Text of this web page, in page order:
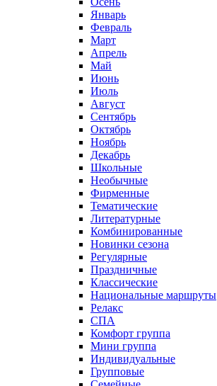
Январь
Февраль
Март
Апрель
Май
Июнь
Июль
Август
Сентябрь
Октябрь
Ноябрь
Декабрь
Школьные
Необычные
Фирменные
Тематические
Литературные
Комбинированные
Новинки сезона
Регулярные
Праздничные
Классические
Национальные маршруты
Релакс
СПА
Комфорт группа
Мини группа
Индивидуальные
Групповые